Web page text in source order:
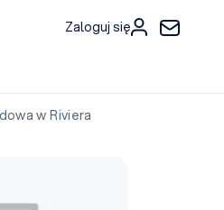
Zaloguj się
w Riviera